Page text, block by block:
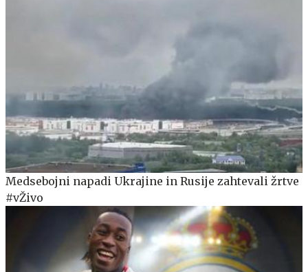
Medsebojni napadi Ukrajine in Rusije zahtevali žrtve
#vŽivo